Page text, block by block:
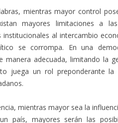
mientras mayor control
mayores limitaciones a
institucionales al intercambio
se corrompa. En una
manera adecuada, limitando la
juega un rol preponderante la
mientras mayor sea la
país, mayores serán las